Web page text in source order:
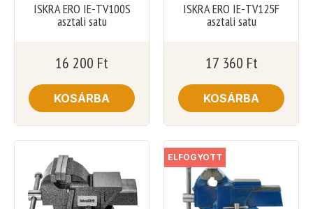
ISKRA ERO IE-TV100S
asztali satu
16 200 Ft
KOSÁRBA
ISKRA ERO IE-TV125F
asztali satu
17 360 Ft
KOSÁRBA
ELFOGYOTT